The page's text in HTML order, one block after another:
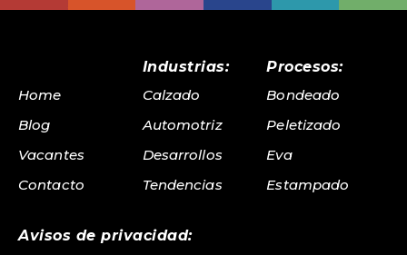
Home
Blog
Vacantes
Contacto
Industrias:
Calzado
Automotriz
Desarrollos
Tendencias
Procesos:
Bondeado
Peletizado
Eva
Estampado
Avisos de privacidad: